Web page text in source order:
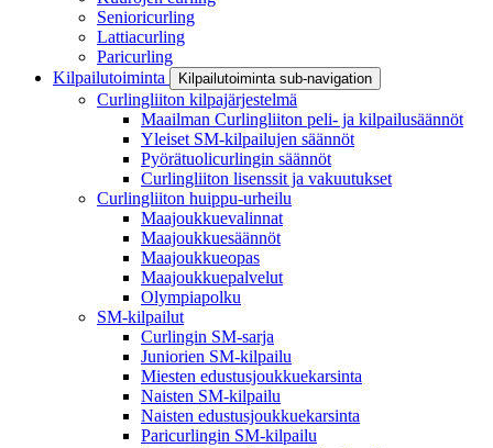
Senioricurling
Lattiacurling
Paricurling
Kilpailutoiminta
Kilpailutoiminta sub-navigation
Curlingliiton kilpajärjestelmä
Maailman Curlingliiton peli- ja kilpailusäännöt
Yleiset SM-kilpailujen säännöt
Pyörätuolicurlingin säännöt
Curlingliiton lisenssit ja vakuutukset
Curlingliiton huippu-urheilu
Maajoukkuevalinnat
Maajoukkuesäännöt
Maajoukkueopas
Maajoukkuepalvelut
Olympiapolku
SM-kilpailut
Curlingin SM-sarja
Juniorien SM-kilpailu
Miesten edustusjoukkuekarsinta
Naisten SM-kilpailu
Naisten edustusjoukkuekarsinta
Paricurlingin SM-kilpailu